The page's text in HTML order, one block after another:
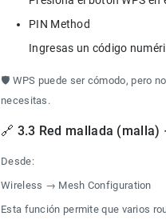
PIN Method
🛡️ WPS puede ser cómodo, pero
necesitas.
🔗 3.3 Red mallada
Desde:
Wireless → Mesh Configuration
Esta función permite que varios